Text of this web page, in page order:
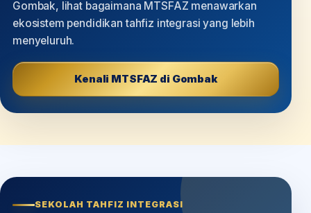
Gombak, lihat bagaimana MTSFAZ menawarkan
ekosistem pendidikan tahfiz integrasi yang lebih
menyeluruh.
Kenali MTSFAZ di Gombak
SEKOLAH TAHFIZ INTEGRASI